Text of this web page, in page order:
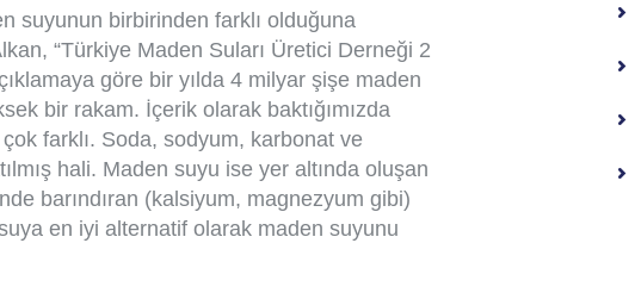
suyunun birbirinden farklı olduğuna
“Türkiye Maden Suları Üretici Derneği 2
göre bir yılda 4 milyar şişe maden
bir rakam. İçerik olarak baktığımızda
farklı. Soda, sodyum, karbonat ve
hali. Maden suyu ise yer altında oluşan
barındıran (kalsiyum, magnezyum gibi)
en iyi alternatif olarak maden suyunu